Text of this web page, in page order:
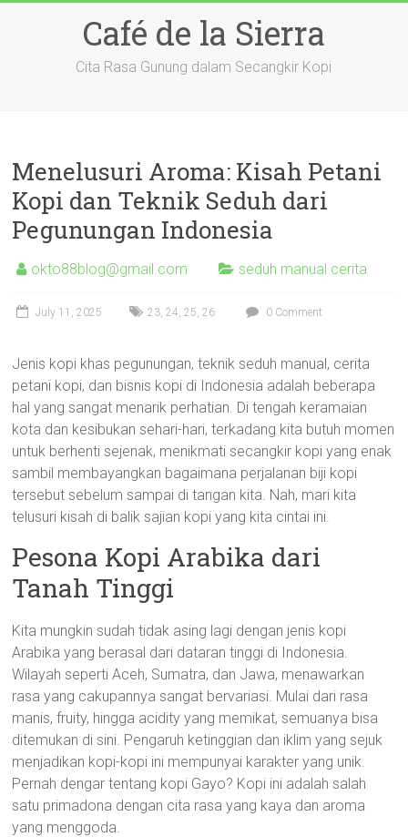
Café de la Sierra
Cita Rasa Gunung dalam Secangkir Kopi
Menelusuri Aroma: Kisah Petani
Kopi dan Teknik Seduh dari
Pegunungan Indonesia
okto88blog@gmail.com seduh manual cerita
July 11, 2025 23,24,25,26 0 Comment
Jenis kopi khas pegunungan, teknik seduh manual, cerita
petani kopi, dan bisnis kopi di Indonesia adalah beberapa
hal yang sangat menarik perhatian. Di tengah keramaian
kota dan kesibukan sehari-hari, terkadang kita butuh momen
untuk berhenti sejenak, menikmati secangkir kopi yang enak
sambil membayangkan bagaimana perjalanan biji kopi
tersebut sebelum sampai di tangan kita. Nah, mari kita
telusuri kisah di balik sajian kopi yang kita cintai ini.
Pesona Kopi Arabika dari
Tanah Tinggi
Kita mungkin sudah tidak asing lagi dengan jenis kopi
Arabika yang berasal dari dataran tinggi di Indonesia.
Wilayah seperti Aceh, Sumatra, dan Jawa, menawarkan
rasa yang cakupannya sangat bervariasi. Mulai dari rasa
manis, fruity, hingga acidity yang memikat, semuanya bisa
ditemukan di sini. Pengaruh ketinggian dan iklim yang sejuk
menjadikan kopi-kopi ini mempunyai karakter yang unik.
Pernah dengar tentang kopi Gayo? Kopi ini adalah salah
satu primadona dengan cita rasa yang kaya dan aroma
yang menggoda.